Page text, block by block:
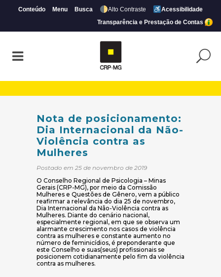
Conteúdo Menu Busca Alto Contraste
Acessibilidade
Transparência e Prestação de Contas
Nota de posicionamento:
Dia Internacional da Não-
Violência contra as
Mulheres
Postado em 25 de novembro de 2019
O Conselho Regional de Psicologia – Minas
Gerais (CRP-MG), por meio da Comissão
Mulheres e Questões de Gênero, vem a público
reafirmar a relevância do dia 25 de novembro,
Dia Internacional da Não-Violência contra as
Mulheres. Diante do cenário nacional,
especialmente regional, em que se observa um
alarmante crescimento nos casos de violência
contra as mulheres e constante aumento no
número de feminicídios, é preponderante que
este Conselho e suas(seus) profissionais se
posicionem cotidianamente pelo fim da violência
contra as mulheres.